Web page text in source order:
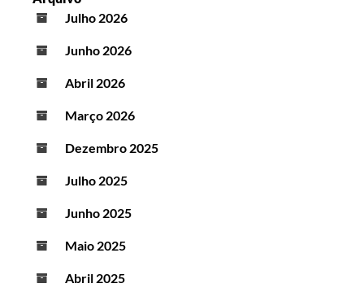
Julho 2026
Junho 2026
Abril 2026
Março 2026
Dezembro 2025
Julho 2025
Junho 2025
Maio 2025
Abril 2025